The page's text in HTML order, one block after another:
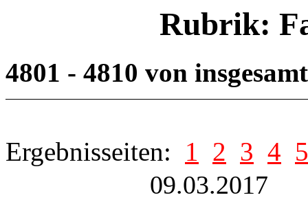
Rubrik:
4801 - 4810 von
Ergebnisseiten: 1 2 3 4 5
09.03.2017